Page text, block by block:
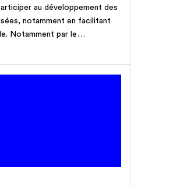
au développement des
notamment en facilitant
Notamment par le
machines de traitement de
des réservoirs, des moyens
par la mise sur pied
et de maintenance adapté